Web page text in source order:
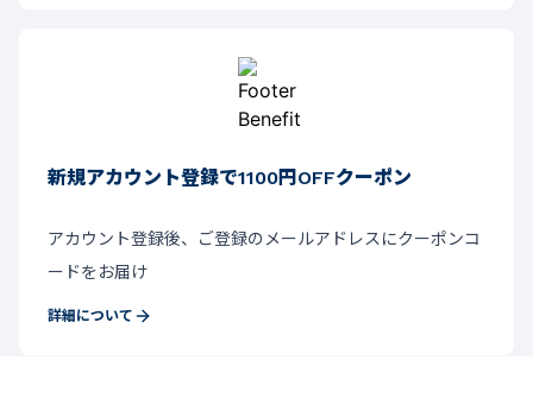
新規アカウント登録で1100円OFFクーポン
アカウント登録後、ご登録のメールアドレスにクーポンコ
ードをお届け
詳細について